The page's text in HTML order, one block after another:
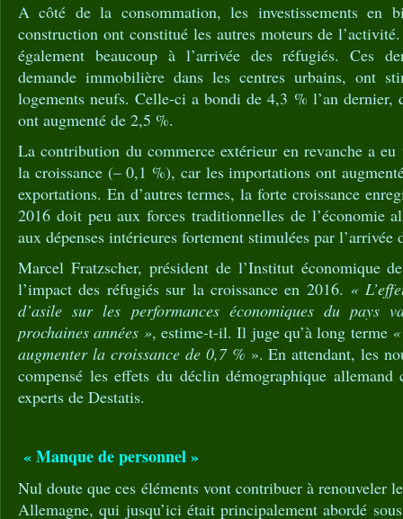
A côté de la consommation, les investissements en
construction ont constitué les autres moteurs de
également beaucoup à l’arrivée des réfugiés. Ces
demande immobilière dans les centres urbains, ont
logements neufs. Celle-ci a bondi de 4,3 % l’an dernier,
ont augmenté de 2,5 %.
La contribution du commerce extérieur en revanche a
la croissance (– 0,1 %), car les importations ont
exportations. En d’autres termes, la forte croissance
2016 doit peu aux forces traditionnelles de l’économie
aux dépenses intérieures fortement stimulées par l’arrivée
Marcel Fratzscher, président de l’Institut économique
l’impact des réfugiés sur la croissance en 2016. «
d’asile sur les performances économiques du pays
prochaines années », estime-t-il. Il juge qu’à long terme
augmenter la croissance de 0,7 % ». En attendant, les
compensé les effets du déclin démographique
experts de Destatis.
« Manque de personnel »
Nul doute que ces éléments vont contribuer à renouveler
Allemagne, qui jusqu’ici était principalement abordé